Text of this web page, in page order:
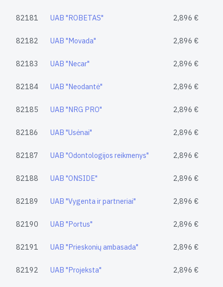
82181 UAB "ROBETAS" 2,896 €
82182 UAB "Movada" 2,896 €
82183 UAB "Necar" 2,896 €
82184 UAB "Neodantė" 2,896 €
82185 UAB "NRG PRO" 2,896 €
82186 UAB "Usėnai" 2,896 €
82187 UAB "Odontologijos reikmenys" 2,896 €
82188 UAB "ONSIDE" 2,896 €
82189 UAB "Vygenta ir partneriai" 2,896 €
82190 UAB "Portus" 2,896 €
82191 UAB "Prieskonių ambasada" 2,896 €
82192 UAB "Projeksta" 2,896 €